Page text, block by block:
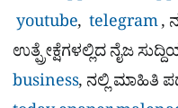
youtube, telegram,
ಉತ್ಪ್ರೇಕ್ಷೆಗಳಲ್ಲಿದ ನೈಜ
business, ನಲ್ಲಿ ಮಾಹಿತಿ